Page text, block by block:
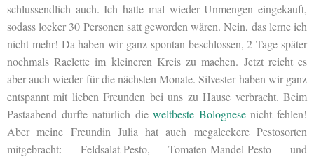
schlussendlich auch. Ich hatte mal wieder Unmengen eingekauft,
sodass locker 30 Personen satt geworden wären. Nein, das lerne ich
nicht mehr! Da haben wir ganz spontan beschlossen, 2 Tage später
nochmals Raclette im kleineren Kreis zu machen. Jetzt reicht es
aber auch wieder für die nächsten Monate. Silvester haben wir ganz
entspannt mit lieben Freunden bei uns zu Hause verbracht. Beim
Pastaabend durfte natürlich dieweltbeste Bolognesenicht fehlen!
Aber meine Freundin Julia hat auch megaleckere Pestosorten
mitgebracht: Feldsalat-Pesto, Tomaten-Mandel-Pesto und